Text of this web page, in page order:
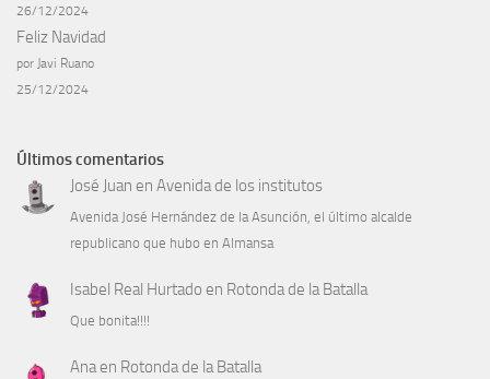
26/12/2024
Feliz Navidad
por Javi Ruano
25/12/2024
Últimos comentarios
José Juan en Avenida de los institutos
Avenida José Hernández de la Asunción, el último alcalde
republicano que hubo en Almansa
Isabel Real Hurtado en Rotonda de la Batalla
Que bonita!!!!
Anaen Rotonda de la Batalla